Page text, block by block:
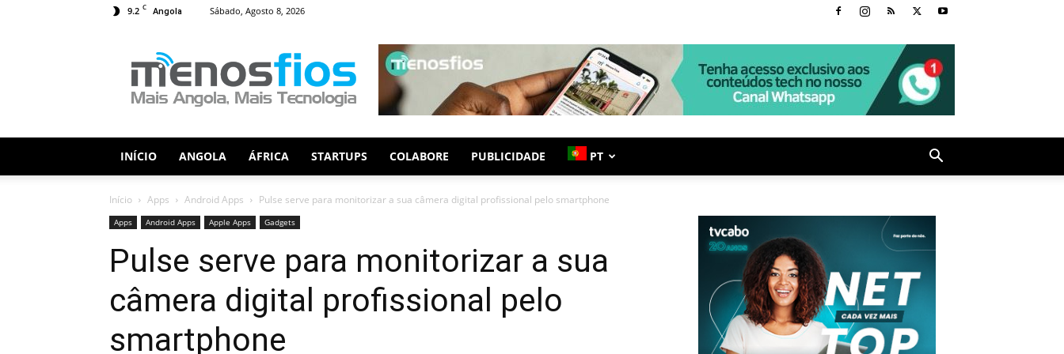
9.2 C Angola Sábado, Agosto 8, 2026
Fios
INÍCIO ANGOLA ÁFRICA STARTUPS COLABORE PUBLICIDADE PT
Início Apps Android Apps Pulse serve para monitorizar a sua câmera digital profissional pelo smartphone
Apps Android Apps Apple Apps Gadgets
Pulse serve para monitorizar a sua
câmera digital profissional pelo
smartphone